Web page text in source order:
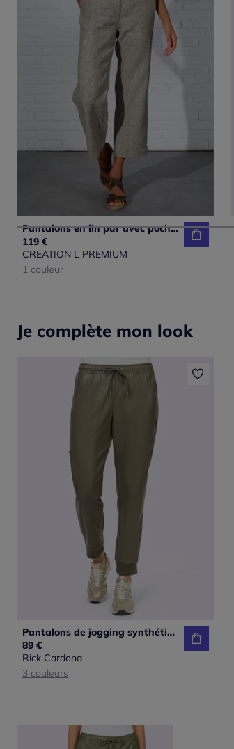
Pantalons en lin pur avec poches et ceinture ajustable
119 €
CREATION L PREMIUM
1 couleur
Je complète mon look
Pantalons de jogging synthétiques avec poches et ceinture élastique
89 €
Rick Cardona
3 couleurs